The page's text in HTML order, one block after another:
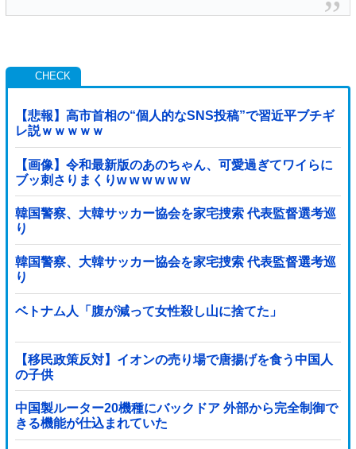
【悲報】高市首相の“個人的なSNS投稿”で習近平ブチギ
レ説ｗｗｗｗｗ
【画像】令和最新版のあのちゃん、可愛過ぎてワイらに
ブッ刺さりまくりw w w w w w
韓国警察、大韓サッカー協会を家宅捜索 代表監督選考巡
り
韓国警察、大韓サッカー協会を家宅捜索 代表監督選考巡
り
ベトナム人「腹が減って女性殺し山に捨てた」
【移民政策反対】イオンの売り場で唐揚げを食う中国人
の子供
中国製ルーター20機種にバックドア 外部から完全制御で
きる機能が仕込まれていた